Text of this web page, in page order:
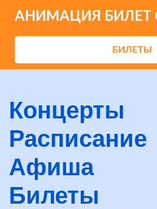
АНИМАЦИЯ БИЛЕТ
БИЛЕТЫ
Концерты
Расписание
Афиша
Билеты